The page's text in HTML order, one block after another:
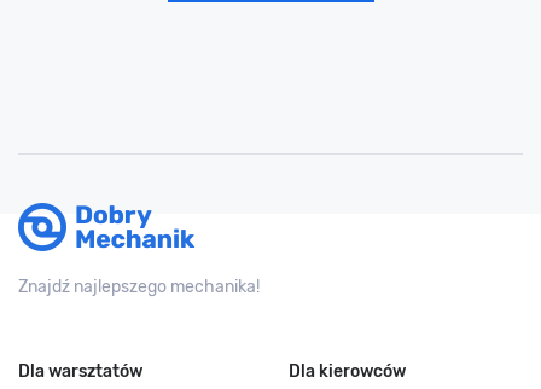
Znajdź najlepszego mechanika!
Dla warsztatów
Dla kierowców